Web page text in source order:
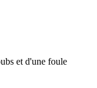
et d'une foule